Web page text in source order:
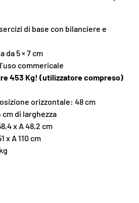
di base con bilanciere e
5 × 7 cm
commericale
453 Kg! (utilizzatore compreso)
orizzontale: 48 cm
di larghezza
x A 48,2 cm
x A 110 cm